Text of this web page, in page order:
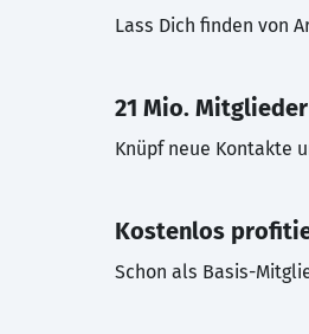
Lass Dich finden von
21 Mio. Mitglieder
Knüpf neue Kontakte
Kostenlos
Schon als Basis-